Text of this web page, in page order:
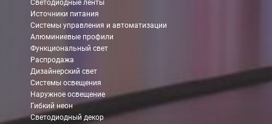
Светодиодные ленты
Источники питания
Системы управления и автоматизации
Алюминиевые профили
Функциональный свет
Распродажа
Дизайнерский свет
Системы освещения
Наружное освещение
Гибкий неон
Светодиодный декор